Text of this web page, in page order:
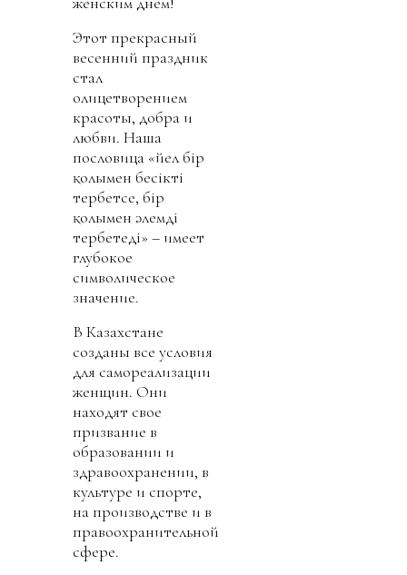
Этот прекрасный
весенний праздник
стал
олицетворением
красоты, добра и
любви. Наша
пословица «Әйел бір
қолымен бесікті
тербетсе, бір
қолымен әлемді
тербетеді» – имеет
глубокое
символическое
значение.
В Казахстане
созданы все условия
для самореализации
женщин. Они
находят свое
призвание в
образовании и
здравоохранении, в
культуре и спорте,
на производстве и в
правоохранительной
сфере.